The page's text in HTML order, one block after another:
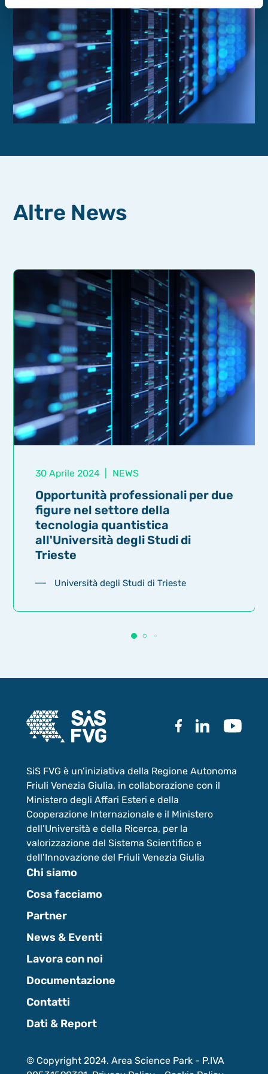
Altre News
30 Aprile 2024 NEWS
Opportunità professionali per due
figure nel settore della
tecnologia quantistica
all'Università degli Studi di
Trieste
Università degli Studi di Trieste
SiS FVG è un’iniziativa della Regione Autonoma
Friuli Venezia Giulia, in collaborazione con il
Ministero degli Affari Esteri e della
Cooperazione Internazionale e il Ministero
dell’Università e della Ricerca, per la
valorizzazione del Sistema Scientifico e
dell’Innovazione del Friuli Venezia Giulia
Chi siamo
Cosa facciamo
Partner
News & Eventi
Lavora con noi
Documentazione
Contatti
Dati & Report
© Copyright 2024. Area Science Park - P.IVA